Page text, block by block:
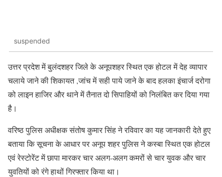
suspended
उत्तर प्रदेश में बुलंदशहर जिले के अनूपशहर स्थित एक होटल में देह व्यापार
चलाये जाने की शिकायत ,जांच में सही पाये जाने के बाद हलका इंचार्ज दरोगा
को लाइन हाजिर और थाने में तैनात दो सिपाहियों को निलंबित कर दिया गया
है।
वरिष्ठ पुलिस अधीक्षक संतोष कुमार सिंह ने रविवार का यह जानकारी देते हुए
बताया कि सूचना के आधार पर अनूप शहर पुलिस ने कस्बा स्थित एक होटल
एवं रेस्टोरेंट में छापा मारकर चार अलग-अलग कमरों से चार युवक और चार
युवतियों को रंगे हाथों गिरफ्तार किया था।